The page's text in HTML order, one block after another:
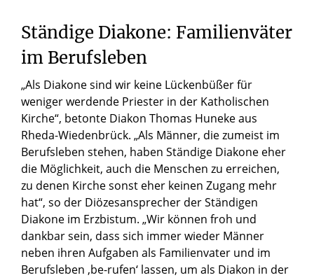
Ständige Diakone: Familienväter
im Berufsleben
„Als Diakone sind wir keine Lückenbüßer für
weniger werdende Priester in der Katholischen
Kirche“, betonte Diakon Thomas Huneke aus
Rheda-Wiedenbrück. „Als Männer, die zumeist im
Berufsleben stehen, haben Ständige Diakone eher
die Möglichkeit, auch die Menschen zu erreichen,
zu denen Kirche sonst eher keinen Zugang mehr
hat“, so der Diözesansprecher der Ständigen
Diakone im Erzbistum. „Wir können froh und
dankbar sein, dass sich immer wieder Männer
neben ihren Aufgaben als Familienvater und im
Berufsleben ‚be-rufen‘ lassen, um als Diakon in der